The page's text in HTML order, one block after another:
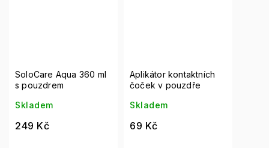
SoloCare Aqua 360 ml
s pouzdrem
Skladem
249 Kč
Aplikátor kontaktních
čoček v pouzdře
Skladem
69 Kč